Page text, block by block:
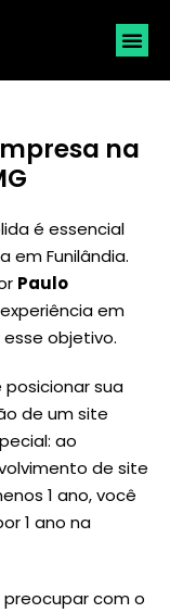
na
é essencial
em Funilândia.
Paulo
em
objetivo.
sua
de um site
ao
de site
1 ano, você
1 ano na
preocupar com o